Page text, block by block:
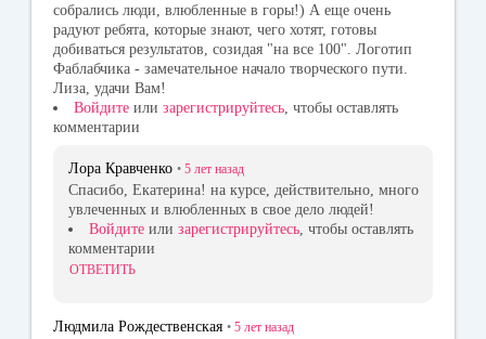
собрались люди, влюбленные в горы!) А еще очень
радуют ребята, которые знают, чего хотят, готовы
добиваться результатов, созидая "на все 100". Логотип
Фаблабчика - замечательное начало творческого пути.
Лиза, удачи Вам!
Войдите или зарегистрируйтесь , чтобы оставлять
комментарии
Лора Кравченко • 5 лет назад
Спасибо, Екатерина! на курсе, действительно, много
увлеченных и влюбленных в свое дело людей!
Войдите или зарегистрируйтесь, чтобы оставлять
комментарии
ОТВЕТИТЬ
Людмила Рождественская • 5 лет назад